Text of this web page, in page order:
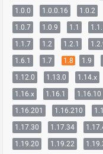
1.0.0
1.0.0.16 1.0.2
1.0.7
1.0.9 1.1
1.1.7
1.2 1.2.1
1.6.1
1.7 1.8 1.9
1.12.0
1.13.0 1.14.x
1.16.x
1.16.1 1.16.10
1.16.201
1.16.210
1.17.30
1.17.34
1.19.20
1.19.22